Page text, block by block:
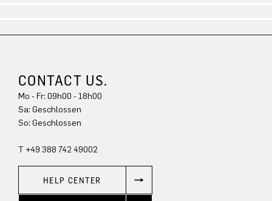
CONTACT US.
Mo - Fr: 09h00 - 18h00
Sa: Geschlossen
So: Geschlossen
T +49 388 742 49002
HELP CENTER